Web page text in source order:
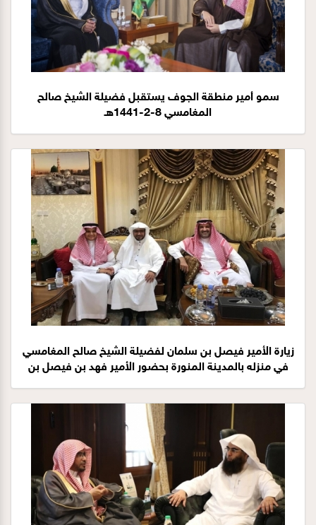
سمو أمير منطقة الجوف يستقبل فضيلة الشيخ صالح
المغامسي 8-2-1441هـ
زيارة الأمير فيصل بن سلمان لفضيلة الشيخ صالح المغامسي
في منزله بالمدينة المنورة بحضور الأمير فهد بن فيصل بن